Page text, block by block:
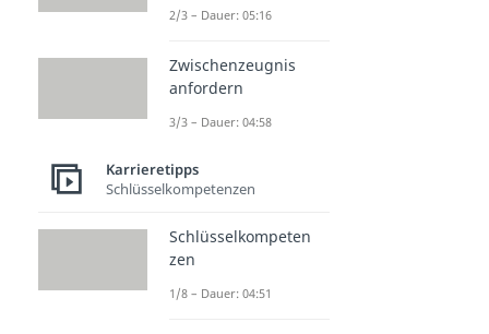
2/3 – Dauer: 05:16
Zwischenzeugnis
anfordern
3/3 – Dauer: 04:58
Karrieretipps
Schlüsselkompetenzen
Schlüsselkompeten
zen
1/8 – Dauer: 04:51